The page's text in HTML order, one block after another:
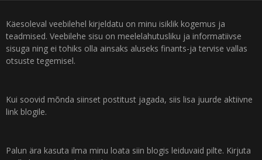
Käesoleval veebilehel kirjeldatu on minu isiklik kogemus ja
teadmised. Veebilehe sisu on meelelahutusliku ja informatiivse
sisuga ning ei tohiks olla ainsaks aluseks finants-ja tervise vallas
otsuste tegemisel.
Kui soovid mõnda siinset postitust jagada, siis lisa juurde aktiivne
link blogile.
Palun ära kasuta ilma minu loata siin blogis leiduvaid pilte. Kirjuta